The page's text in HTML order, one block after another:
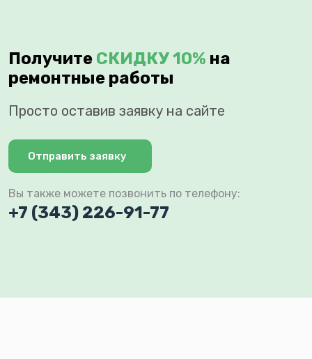
Получите СКИДКУ 10% на
ремонтные работы
Просто оставив заявку на сайте
Отправить заявку
Вы также можете позвонить по телефону:
+7 (343) 226-91-77